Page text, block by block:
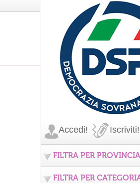
Accedi! Iscriviti!
FILTRA PER PROVINCIA
FILTRA PER